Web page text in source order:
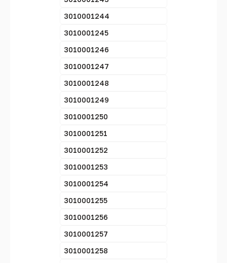
3010001244
3010001245
3010001246
3010001247
3010001248
3010001249
3010001250
3010001251
3010001252
3010001253
3010001254
3010001255
3010001256
3010001257
3010001258